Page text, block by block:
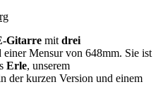
Gitarre mit drei
einer Mensur von 648mm. Sie ist
Erle, unserem
der kurzen Version und einem